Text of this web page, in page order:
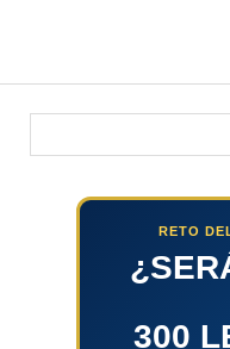
RETO
300